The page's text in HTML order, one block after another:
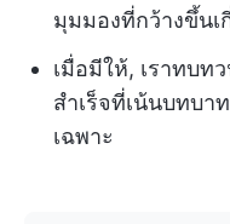
มุมมองที่กว้างขึ้น
เมื่อมีให้, เราทบท
สำเร็จที่เน้นบทบ
เฉพาะ